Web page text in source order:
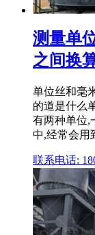
测量单
之间换
单位丝和毫
的道是什么
有两种单位,
中,经常会用
联系电话: